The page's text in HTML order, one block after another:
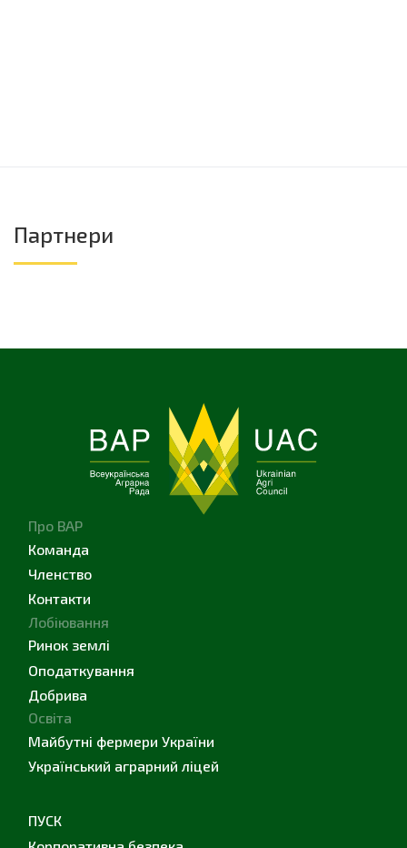
Партнери
Про ВАР
Команда
Членство
Контакти
Лобіювання
Ринок землі
Оподаткування
Добрива
Освіта
Майбутні фермери України
Український аграрний ліцей
ПУСК